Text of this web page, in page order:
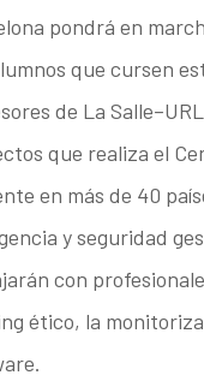
pondrá en
que cursen
de La
que realiza el
en más de 40
y seguridad
con
ético, la